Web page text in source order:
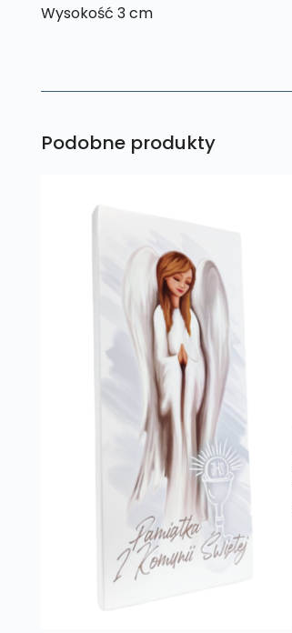
Wysokość 3 cm
Podobne produkty